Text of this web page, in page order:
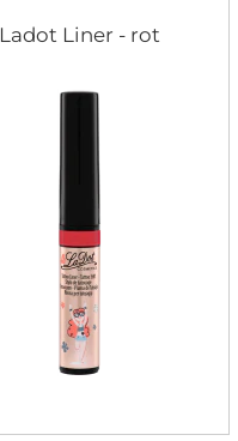
Ladot Liner - rot